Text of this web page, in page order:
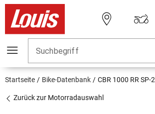
Suchbegriff
Startseite Bike-Datenbank CBR 1000 RR SP-
Zurück zur Motorradauswahl